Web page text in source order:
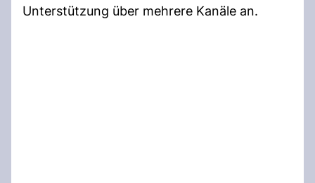
Unterstützung über mehrere Kanäle an.